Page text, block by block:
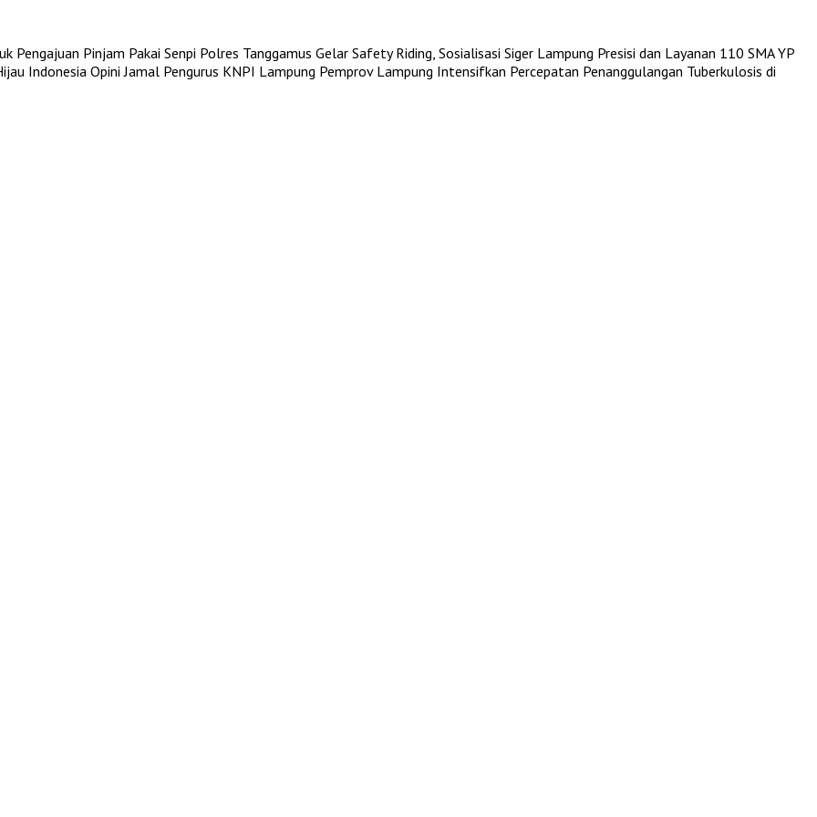
Pengajuan Pinjam Pakai Senpi Polres Tanggamus Gelar Safety Riding, Sosialisasi Siger Lampung Presisi dan Layanan 110 SMA YP
Indonesia Opini Jamal Pengurus KNPI Lampung Pemprov Lampung Intensifkan Percepatan Penanggulangan Tuberkulosis di